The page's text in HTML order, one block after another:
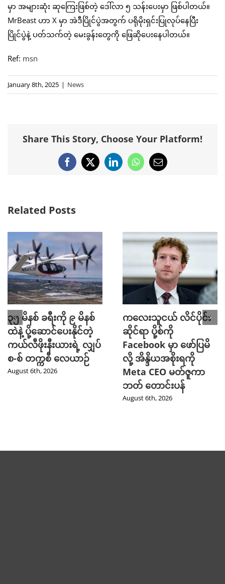
မှာ အများဆုံး ဆုကြေးဖြစ်တဲ့ ဒေါ်လာ ၅ သန်းပေးမှာ ဖြစ်ပါတယ်။
MrBeast ဟာ X မှာ အဲဒီပြိုင်ပွဲအတွက် ပရိုမိုးရှင်းပြုလုပ်နေပြီး
ပြိုင်ပွဲနဲ့ ပတ်သက်တဲ့ မေးခွန်းတွေကို ဖြေဆိုပေးနေပါတယ်။
Ref: msn
January 8th, 2025 | News
Share This Story, Choose Your Platform!
Facebook
X LinkedInWhatsApp
Email
Related Posts
၃၅ မိနစ် ခရီးကို ၉ မိနစ်
ထဲနဲ့ ပို့ဆောင်ပေးနိုင်တဲ့
ကယ်လီဖိုးနီးယားရဲ့ လျှပ်
စ-စ် တက္ကစီ လေယာဉ်
August 6th, 2026
ကလေးသူငယ် လိင်ပိုင်း
ဆိုင်ရာ ပို့စ်ကို
Facebook မှာ ဖော်ပြမိ
လို့ အိန္ဒိယအစိုးရကို
Meta CEO မတ်ဇူကာ
ဘတ် တောင်းပန်
August 6th, 2026